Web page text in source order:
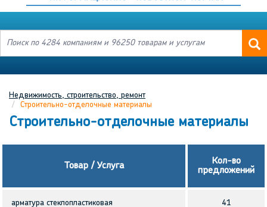
Недвижимость, строительство, ремонт
Строительно-отделочные материалы
Строительно-отделочные материалы
Товар / Услуга
Кол-во
предложений
арматура стеклопластиковая 41